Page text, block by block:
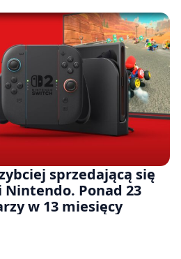
sprzedającą się
Ponad 23
w 13 miesięcy